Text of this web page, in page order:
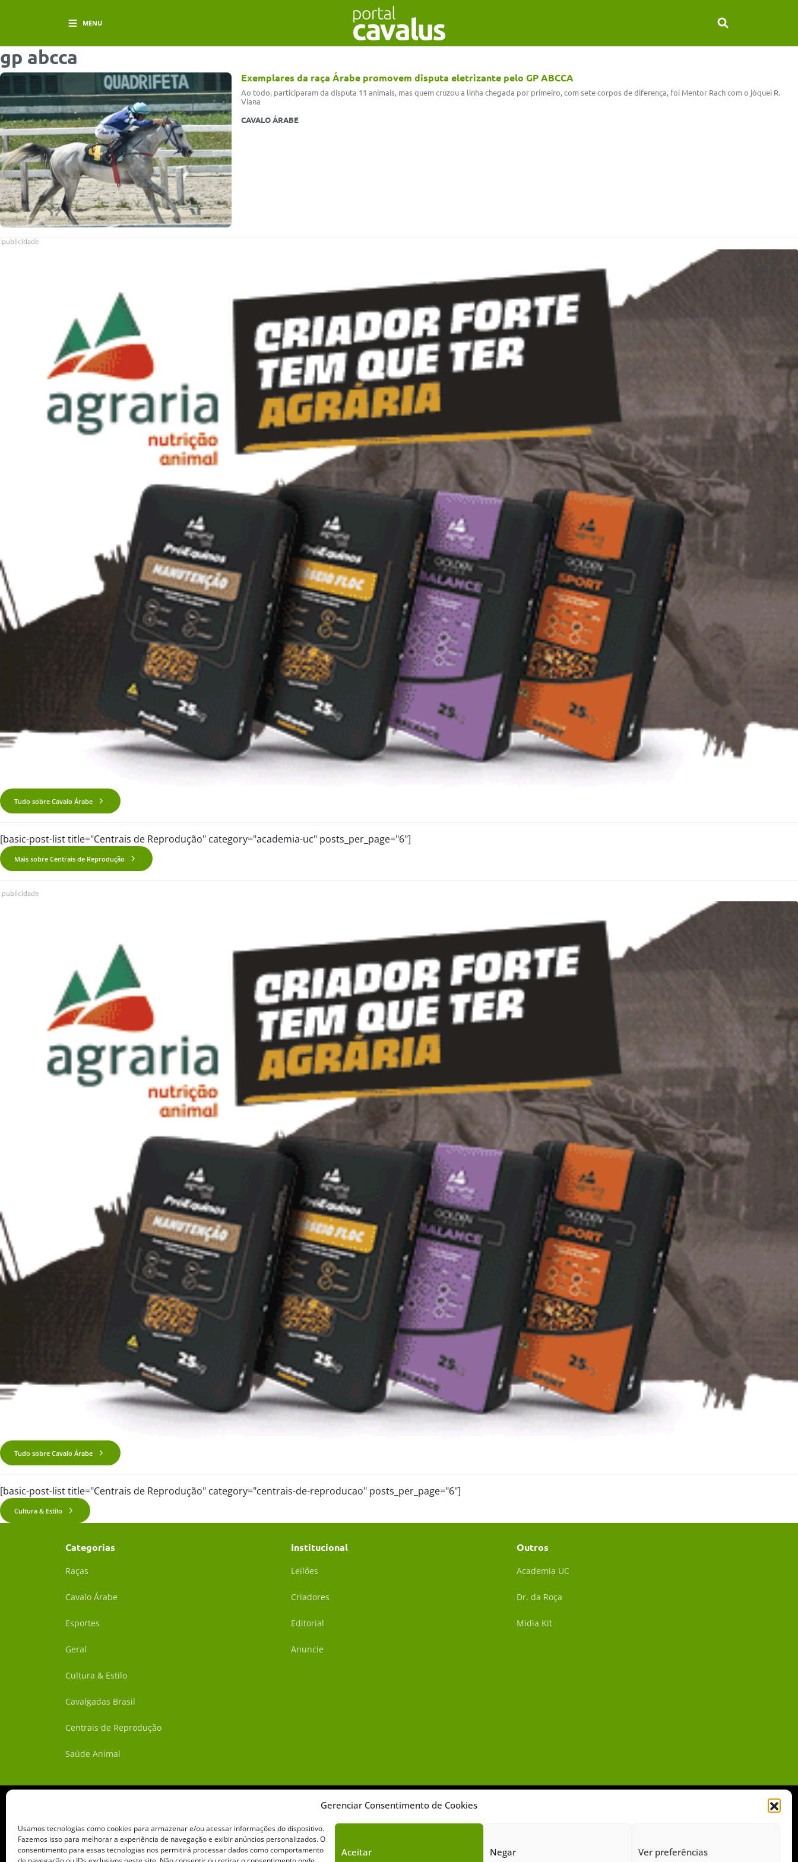
Gerenciar Consentimento de Cookies
Usamos tecnologias como cookies para armazenar e/ou acessar informações do dispositivo.
Fazemos isso para melhorar a experiência de navegação e exibir anúncios personalizados. O
consentimento para essas tecnologias nos permitirá processar dados como comportamento
Aceitar Negar Ver preferências
MENU
gp abcca
Exemplares da raça Árabe promovem disputa eletrizante pelo GP ABCCA
Ao todo, participaram da disputa 11 animais, mas quem cruzou a linha chegada por primeiro, com sete corpos de diferença, foi Mentor Rach com o jóquei R.
Viana
CAVALO ÁRABE
publicidade
Tudo sobre Cavalo Árabe
[basic-post-list title="Centrais de Reprodução" category="academia-uc" posts_per_page="6"]
Mais sobre Centrais de Reprodução
publicidade
Tudo sobre Cavalo Árabe
[basic-post-list title="Centrais de Reprodução" category="centrais-de-reproducao" posts_per_page="6"]
Cultura & Estilo
Categorias
Raças
Cavalo Árabe
Esportes
Geral
Cultura & Estilo
Cavalgadas Brasil
Centrais de Reprodução
Saúde Animal
Institucional
Leilões
Criadores
Editorial
Anuncie
Outros
Academia UC
Dr. da Roça
Mídia Kit
Sobre o Cavalus